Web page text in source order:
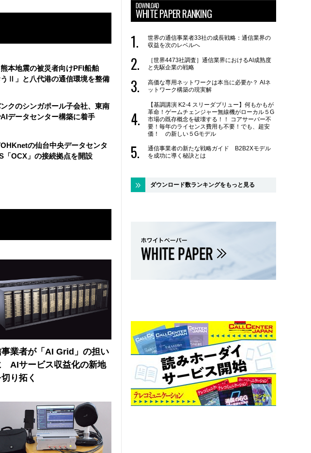
熊本地震の被災者向けPFI船舶
うⅡ」と八代港の通信環境を整備
クのシンガポール子会社、東南
データセンター構築に着手
の仙台中央データセンタ
「OCX」の接続拠点を開設
業者が「AI Grid」の担い
AIサービス収益化の新地
り拓く
DOWNLOAD
WHITE PAPER RANKING
世界の通信事業者33社の成長戦略：通信業界の
収益を次のレベルへ
［世界4473社調査］通信業界におけるAI成熟度
と先駆企業の戦略
高価な専用ネットワークは本当に必要か？ AIネ
ットワーク構築の現実解
【基調講演 K2-4 スリーダブリュー】何もかもが
革命！ゲームチェンジャー無線機がローカル５G
市場の既存概念を破壊する！！ コアサーバー不
要！毎年のライセンス費用も不要！でも、超安
価！ の新しい５Gモデル
通信事業者の新たな戦略ガイド B2B2Xモデル
を成功に導く秘訣とは
ダウンロード数ランキングをもっと見る